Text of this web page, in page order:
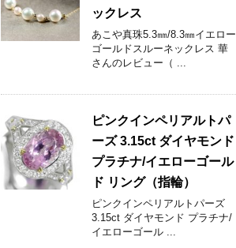
ックレス
あこや真珠5.3㎜/8.3㎜イエロー
ゴールドスルーネックレス 華
さんのレビュー（ ...
ピンクインペリアルトパ
ーズ 3.15ct ダイヤモンド
プラチナ/イエローゴール
ド リング（指輪）
ピンクインペリアルトパーズ
3.15ct ダイヤモンド プラチナ/
イエローゴール ...